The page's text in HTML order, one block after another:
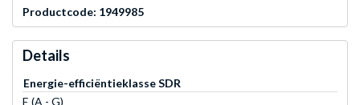
Productcode: 1949985
Details
Energie-efficiëntieklasse SDR
E (A - G)